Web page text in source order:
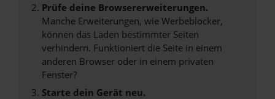
Prüfe deine Browsererweiterungen.
Manche Erweiterungen, wie Werbeblocker,
können das Laden bestimmter Seiten
verhindern. Funktioniert die Seite in einem
anderen Browser oder in einem privaten
Fenster?
Starte dein Gerät neu.